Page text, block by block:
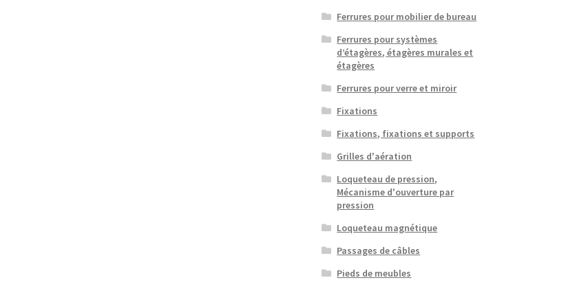
Ferrures pour mobilier de bureau
Ferrures pour systèmes
d’étagères, étagères murales et
étagères
Ferrures pour verre et miroir
Fixations
Fixations, fixations et supports
Grilles d'aération
Loqueteau de pression,
Mécanisme d'ouverture par
pression
Loqueteau magnétique
Passages de câbles
Pieds de meubles